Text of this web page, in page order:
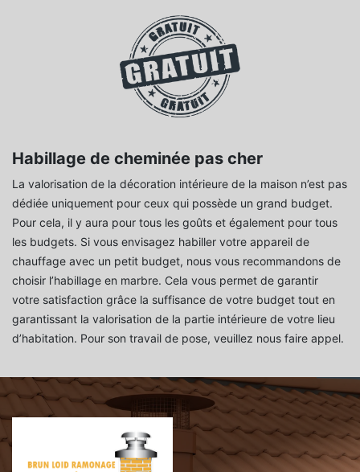
Habillage de cheminée pas cher
La valorisation de la décoration intérieure de la maison n’est pas
dédiée uniquement pour ceux qui possède un grand budget.
Pour cela, il y aura pour tous les goûts et également pour tous
les budgets. Si vous envisagez habiller votre appareil de
chauffage avec un petit budget, nous vous recommandons de
choisir l’habillage en marbre. Cela vous permet de garantir
votre satisfaction grâce la suffisance de votre budget tout en
garantissant la valorisation de la partie intérieure de votre lieu
d’habitation. Pour son travail de pose, veuillez nous faire appel.